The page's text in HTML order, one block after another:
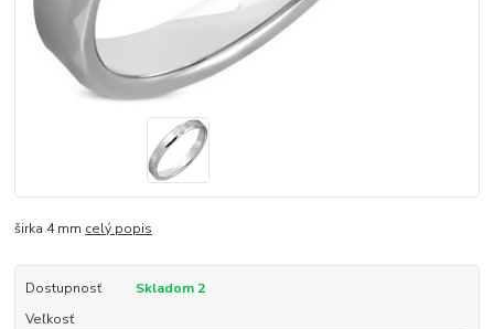
širka 4 mm celý popis
Dostupnosť
Skladom 2
Veľkosť